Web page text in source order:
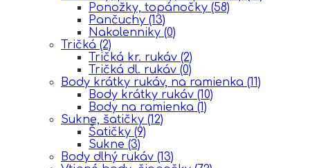
Ponožky, topánočky (58)
Pančuchy (13)
Nakolenniky (0)
Tričká (2)
Tričká kr. rukáv (2)
Tričká dl. rukáv (0)
Body krátky rukáv, na ramienka (11)
Body krátky rukáv (10)
Body na ramienka (1)
Sukne, šatičky (12)
Šatičky (9)
Sukne (3)
Body dlhý rukáv (13)